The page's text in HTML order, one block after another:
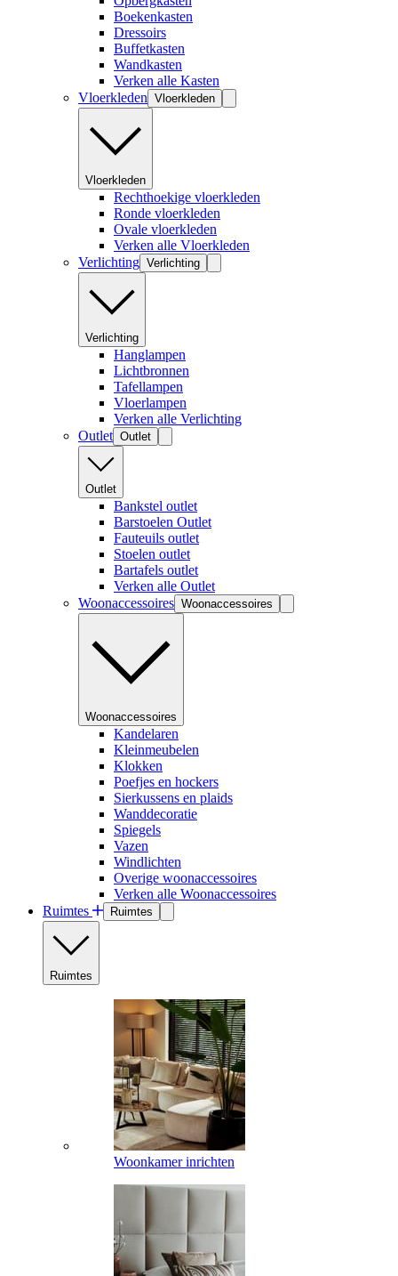
Boekenkasten
Dressoirs
Buffetkasten
Wandkasten
Verken alle Kasten
Vloerkleden Vloerkleden
Vloerkleden
Rechthoekige vloerkleden
Ronde vloerkleden
Ovale vloerkleden
Verken alle Vloerkleden
Verlichting Verlichting
Verlichting
Hanglampen
Lichtbronnen
Tafellampen
Vloerlampen
Verken alle Verlichting
Outlet Outlet
Outlet
Bankstel outlet
Barstoelen Outlet
Fauteuils outlet
Stoelen outlet
Bartafels outlet
Verken alle Outlet
Woonaccessoires Woonaccessoires
Woonaccessoires
Kandelaren
Kleinmeubelen
Klokken
Poefjes en hockers
Sierkussens en plaids
Wanddecoratie
Spiegels
Vazen
Windlichten
Overige woonaccessoires
Verken alle Woonaccessoires
Ruimtes
Ruimtes
Ruimtes
Woonkamer inrichten